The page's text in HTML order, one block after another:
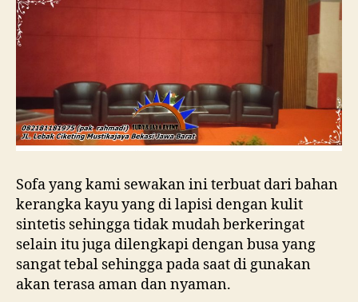
Sofa yang kami sewakan ini terbuat dari bahan
kerangka kayu yang di lapisi dengan kulit
sintetis sehingga tidak mudah berkeringat
selain itu juga dilengkapi dengan busa yang
sangat tebal sehingga pada saat di gunakan
akan terasa aman dan nyaman.